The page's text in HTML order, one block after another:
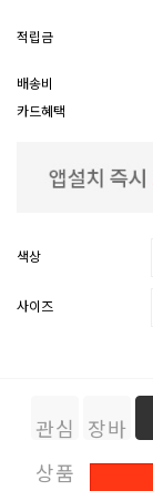
적립금
배송비
카드혜택
색상
사이즈
관심
상품
장바
구니